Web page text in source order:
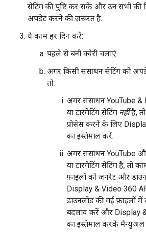
सेटिंग की पुष्टि कर सके और उन सभी की
अपडेट करने की ज़रूरत है.
ये काम हर दिन करें:
पहले से बनी क्वेरी चलाएं.
अगर किसी संसाधन सेटिंग को
तो:
अगर संसाधन YouTube
या टारगेटिंग सेटिंग नहींहै, तो
प्रोसेस करने के लिए
का इस्तेमाल करें.
अगर संसाधन YouTube
या टारगेटिंग सेटिंग है, तो
फ़ाइलों को जनरेट और
Display & Video 360
डाउनलोड की गई फ़ाइलों
बदलाव करें और Display
का इस्तेमाल करके